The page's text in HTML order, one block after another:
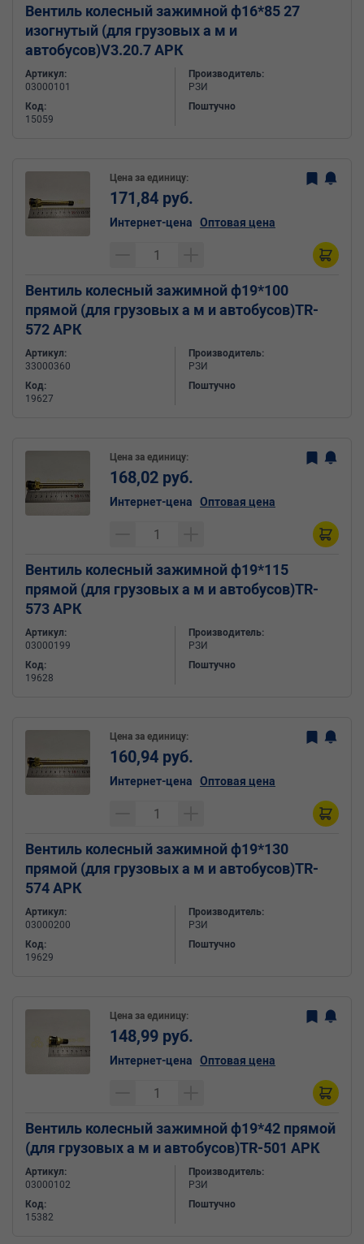
Вентиль колесный зажимной ф16*85 27
изогнутый (для грузовых а м и
автобусов)V3.20.7 АРК
Артикул:
03000101
Код:
15059
Производитель:
РЗИ
Поштучно
Вентиль колесный зажимной ф19*100
прямой (для грузовых а м и автобусов)TR-
572 АРК
Артикул:
33000360
Код:
19627
Производитель:
РЗИ
Поштучно
Цена за единицу:
171,84 руб.
Интернет-цена Оптовая цена
Вентиль колесный зажимной ф19*115
прямой (для грузовых а м и автобусов)TR-
573 АРК
Артикул:
03000199
Код:
19628
Производитель:
РЗИ
Поштучно
Цена за единицу:
168,02 руб.
Интернет-цена Оптовая цена
Вентиль колесный зажимной ф19*130
прямой (для грузовых а м и автобусов)TR-
574 АРК
Артикул:
03000200
Код:
19629
Производитель:
РЗИ
Поштучно
Цена за единицу:
160,94 руб.
Интернет-цена Оптовая цена
Вентиль колесный зажимной ф19*42 прямой
(для грузовых а м и автобусов)TR-501 АРК
Артикул:
03000102
Код:
15382
Производитель:
РЗИ
Поштучно
Цена за единицу:
148,99 руб.
Интернет-цена Оптовая цена